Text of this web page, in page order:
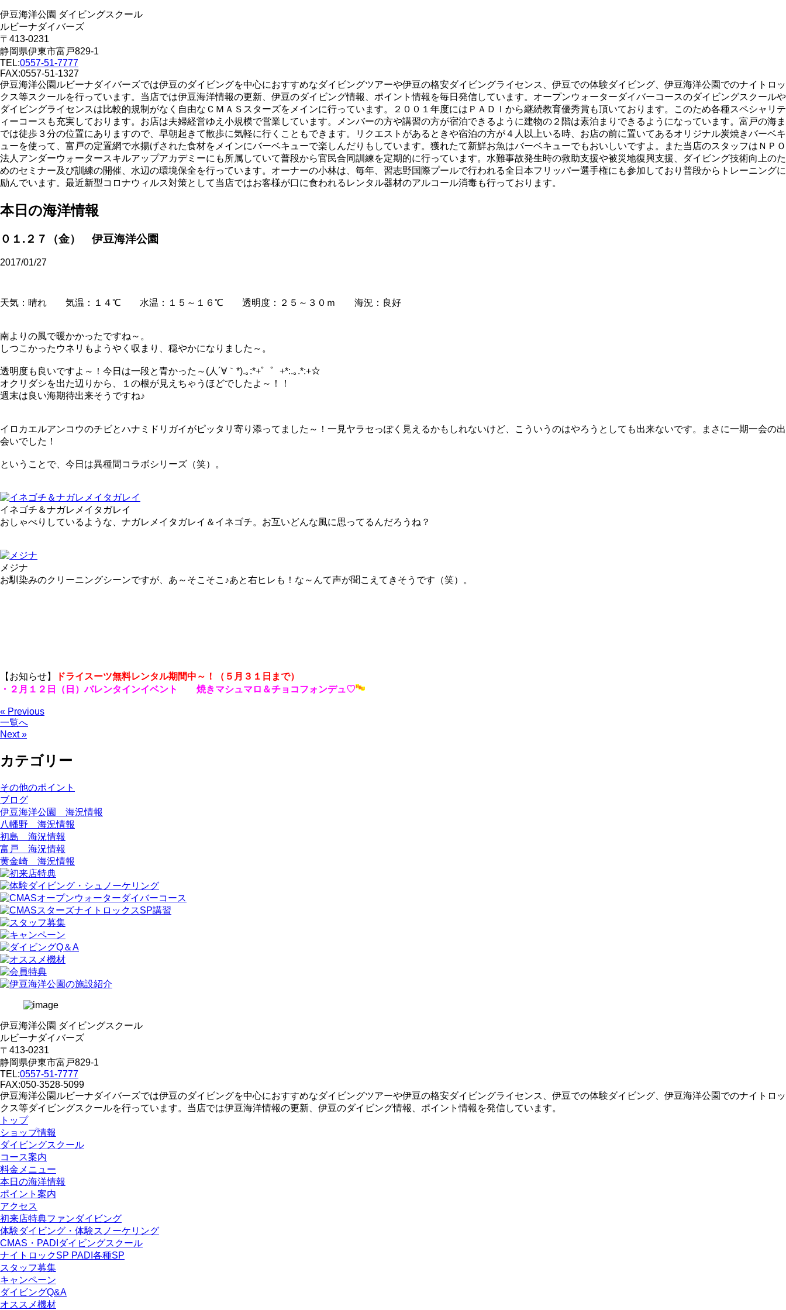
伊豆海洋公園 ダイビングスクール
ルビーナダイバーズ
〒413-0231
静岡県伊東市富戸829-1
TEL:0557-51-7777
FAX:0557-51-1327
伊豆海洋公園ルビーナダイバーズでは伊豆のダイビングを中心におすすめなダイビングツアーや伊豆の格安ダイビングライセンス、伊豆での体験ダイビング、伊豆海洋公園でのナイトロッ
クス等スクールを行っています。当店では伊豆海洋情報の更新、伊豆のダイビング情報、ポイント情報を毎日発信しています。オープンウォーターダイバーコースのダイビングスクールや
ダイビングライセンスは比較的規制がなく自由なＣＭＡＳスターズをメインに行っています。２００１年度にはＰＡＤＩから継続教育優秀賞も頂いております。このため各種スペシャリテ
ィーコースも充実しております。お店は夫婦経営ゆえ小規模で営業しています。メンバーの方や講習の方が宿泊できるように建物の２階は素泊まりできるようになっています。富戸の海ま
では徒歩３分の位置にありますので、早朝起きて散歩に気軽に行くこともできます。リクエストがあるときや宿泊の方が４人以上いる時、お店の前に置いてあるオリジナル炭焼きバーベキ
ューを使って、富戸の定置網で水揚げされた食材をメインにバーベキューで楽しんだりもしています。獲れたて新鮮お魚はバーベキューでもおいしいですよ。また当店のスタッフはＮＰＯ
法人アンダーウォータースキルアップアカデミーにも所属していて普段から官民合同訓練を定期的に行っています。水難事故発生時の救助支援や被災地復興支援、ダイビング技術向上のた
めのセミナー及び訓練の開催、水辺の環境保全を行っています。オーナーの小林は、毎年、習志野国際プールで行われる全日本フリッパー選手権にも参加しており普段からトレーニングに
励んでいます。最近新型コロナウィルス対策として当店ではお客様が口に食われるレンタル器材のアルコール消毒も行っております。
本日の海洋情報
０１.２７（金） 伊豆海洋公園
2017/01/27
天気：晴れ 気温：１４℃ 水温：１５～１６℃ 透明度：２５～３０ｍ 海況：良好
南よりの風で暖かかったですね～。
しつこかったウネリもようやく収まり、穏やかになりました～。
透明度も良いですよ～！今日は一段と青かった～ (人´∀｀*).｡:*+゜゜+*:.｡.*:+☆
オクリダシを出た辺りから、１の根が見えちゃうほどでしたよ～！！
週末は良い海期待出来そうですね♪
イロカエルアンコウのチビとハナミドリガイがピッタリ寄り添ってました～！一見ヤラセっぽく見えるかもしれないけど、こういうのはやろうとしても出来ないです。まさに一期一会の出
会いでした！
ということで、今日は異種間コラボシリーズ（笑）。
イネゴチ＆ナガレメイタガレイ
おしゃべりしているような、ナガレメイタガレイ＆イネゴチ。お互いどんな風に思ってるんだろうね？
メジナ
お馴染みのクリーニングシーンですが、 あ～そこそこ♪あと右ヒレも！な～んて声が聞こえてきそうです（笑）。
【お知らせ】
ドライスーツ無料レンタル期間中～！（５月３１日まで）
・２月１２日（日）バレンタインイベント 焼きマシュマロ＆チョコフォンデュ♡
« Previous
一覧へ
Next »
カテゴリー
その他のポイント
ブログ
伊豆海洋公園 海況情報
八幡野 海況情報
初島 海況情報
富戸 海況情報
黄金崎 海況情報
伊豆海洋公園 ダイビングスクール
ルビーナダイバーズ
〒413-0231
静岡県伊東市富戸829-1
TEL:0557-51-7777
FAX:050-3528-5099
伊豆海洋公園ルビーナダイバーズでは伊豆のダイビングを中心におすすめなダイビングツアーや伊豆の格安ダイビングライセンス、伊豆での体験ダイビング、伊豆海洋公園でのナイトロッ
クス等ダイビングスクールを行っています。当店では伊豆海洋情報の更新、伊豆のダイビング情報、ポイント情報を発信しています。
トップ
ショップ情報
ダイビングスクール
コース案内
料金メニュー
本日の海洋情報
ポイント案内
アクセス
初来店特典ファンダイビング
体験ダイビング・体験スノーケリング
CMAS・PADIダイビングスクール
ナイトロックSP PADI各種SP
スタッフ募集
キャンペーン
ダイビングQ&A
オススメ機材